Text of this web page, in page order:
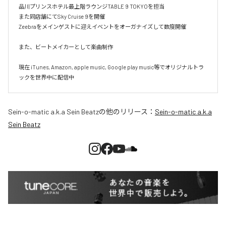
品川プリンスホテル最上階ラウンジTABLE 9 TOKYOを担当
また同店舗にてSky Cruise 9を開催
Zeebraをメインゲストに迎えイベントをオーガナイズして数度開催
また、ビートメイカーとして楽曲制作
現在 iTunes, Amazon, apple music, Google play music等でオリジナルトラ
ックを世界中に配信中
Sein-o-matic a.k.a Sein Beatzの他のリリース： Sein-o-matic a.k.a
Sein Beatz